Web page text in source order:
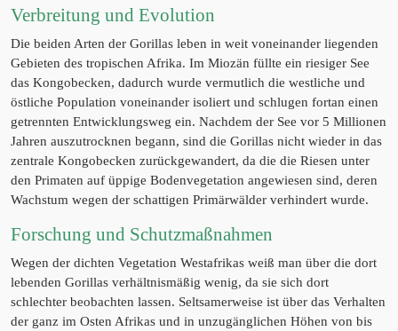
Verbreitung und Evolution
Die beiden Arten der Gorillas leben in weit voneinander liegenden
Gebieten des tropischen Afrika. Im Miozän füllte ein riesiger See
das Kongobecken, dadurch wurde vermutlich die westliche und
östliche Population voneinander isoliert und schlugen fortan einen
getrennten Entwicklungsweg ein. Nachdem der See vor 5 Millionen
Jahren auszutrocknen begann, sind die Gorillas nicht wieder in das
zentrale Kongobecken zurückgewandert, da die die Riesen unter
den Primaten auf üppige Bodenvegetation angewiesen sind, deren
Wachstum wegen der schattigen Primärwälder verhindert wurde.
Forschung und Schutzmaßnahmen
Wegen der dichten Vegetation Westafrikas weiß man über die dort
lebenden Gorillas verhältnismäßig wenig, da sie sich dort
schlechter beobachten lassen. Seltsamerweise ist über das Verhalten
der ganz im Osten Afrikas und in unzugänglichen Höhen von bis